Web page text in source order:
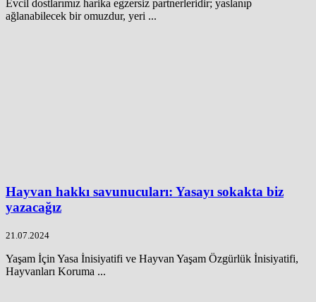
Evcil dostlarımız harika egzersiz partnerleridir; yaslanıp
ağlanabilecek bir omuzdur, yeri ...
Hayvan hakkı savunucuları: Yasayı sokakta biz
yazacağız
21.07.2024
Yaşam İçin Yasa İnisiyatifi ve Hayvan Yaşam Özgürlük İnisiyatifi,
Hayvanları Koruma ...